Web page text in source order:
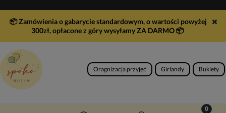
📦 Zamówienia o gabarycie standardowym, o wartości powyżej
300zł, opłacone z góry wysyłamy ZA DARMO📦
Oragnizacja przyjęć Girlandy Bukiety